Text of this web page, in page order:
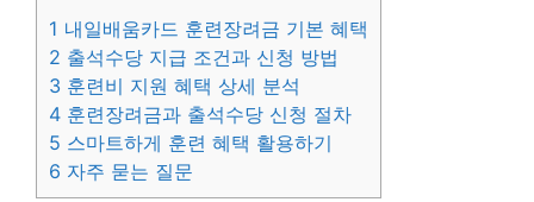
1 내일배움카드 훈련장려금 기본 혜택
2 출석수당 지급 조건과 신청 방법
3 훈련비 지원 혜택 상세 분석
4 훈련장려금과 출석수당 신청 절차
5 스마트하게 훈련 혜택 활용하기
6 자주 묻는 질문